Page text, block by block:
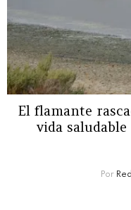
El flamante
vida
Por